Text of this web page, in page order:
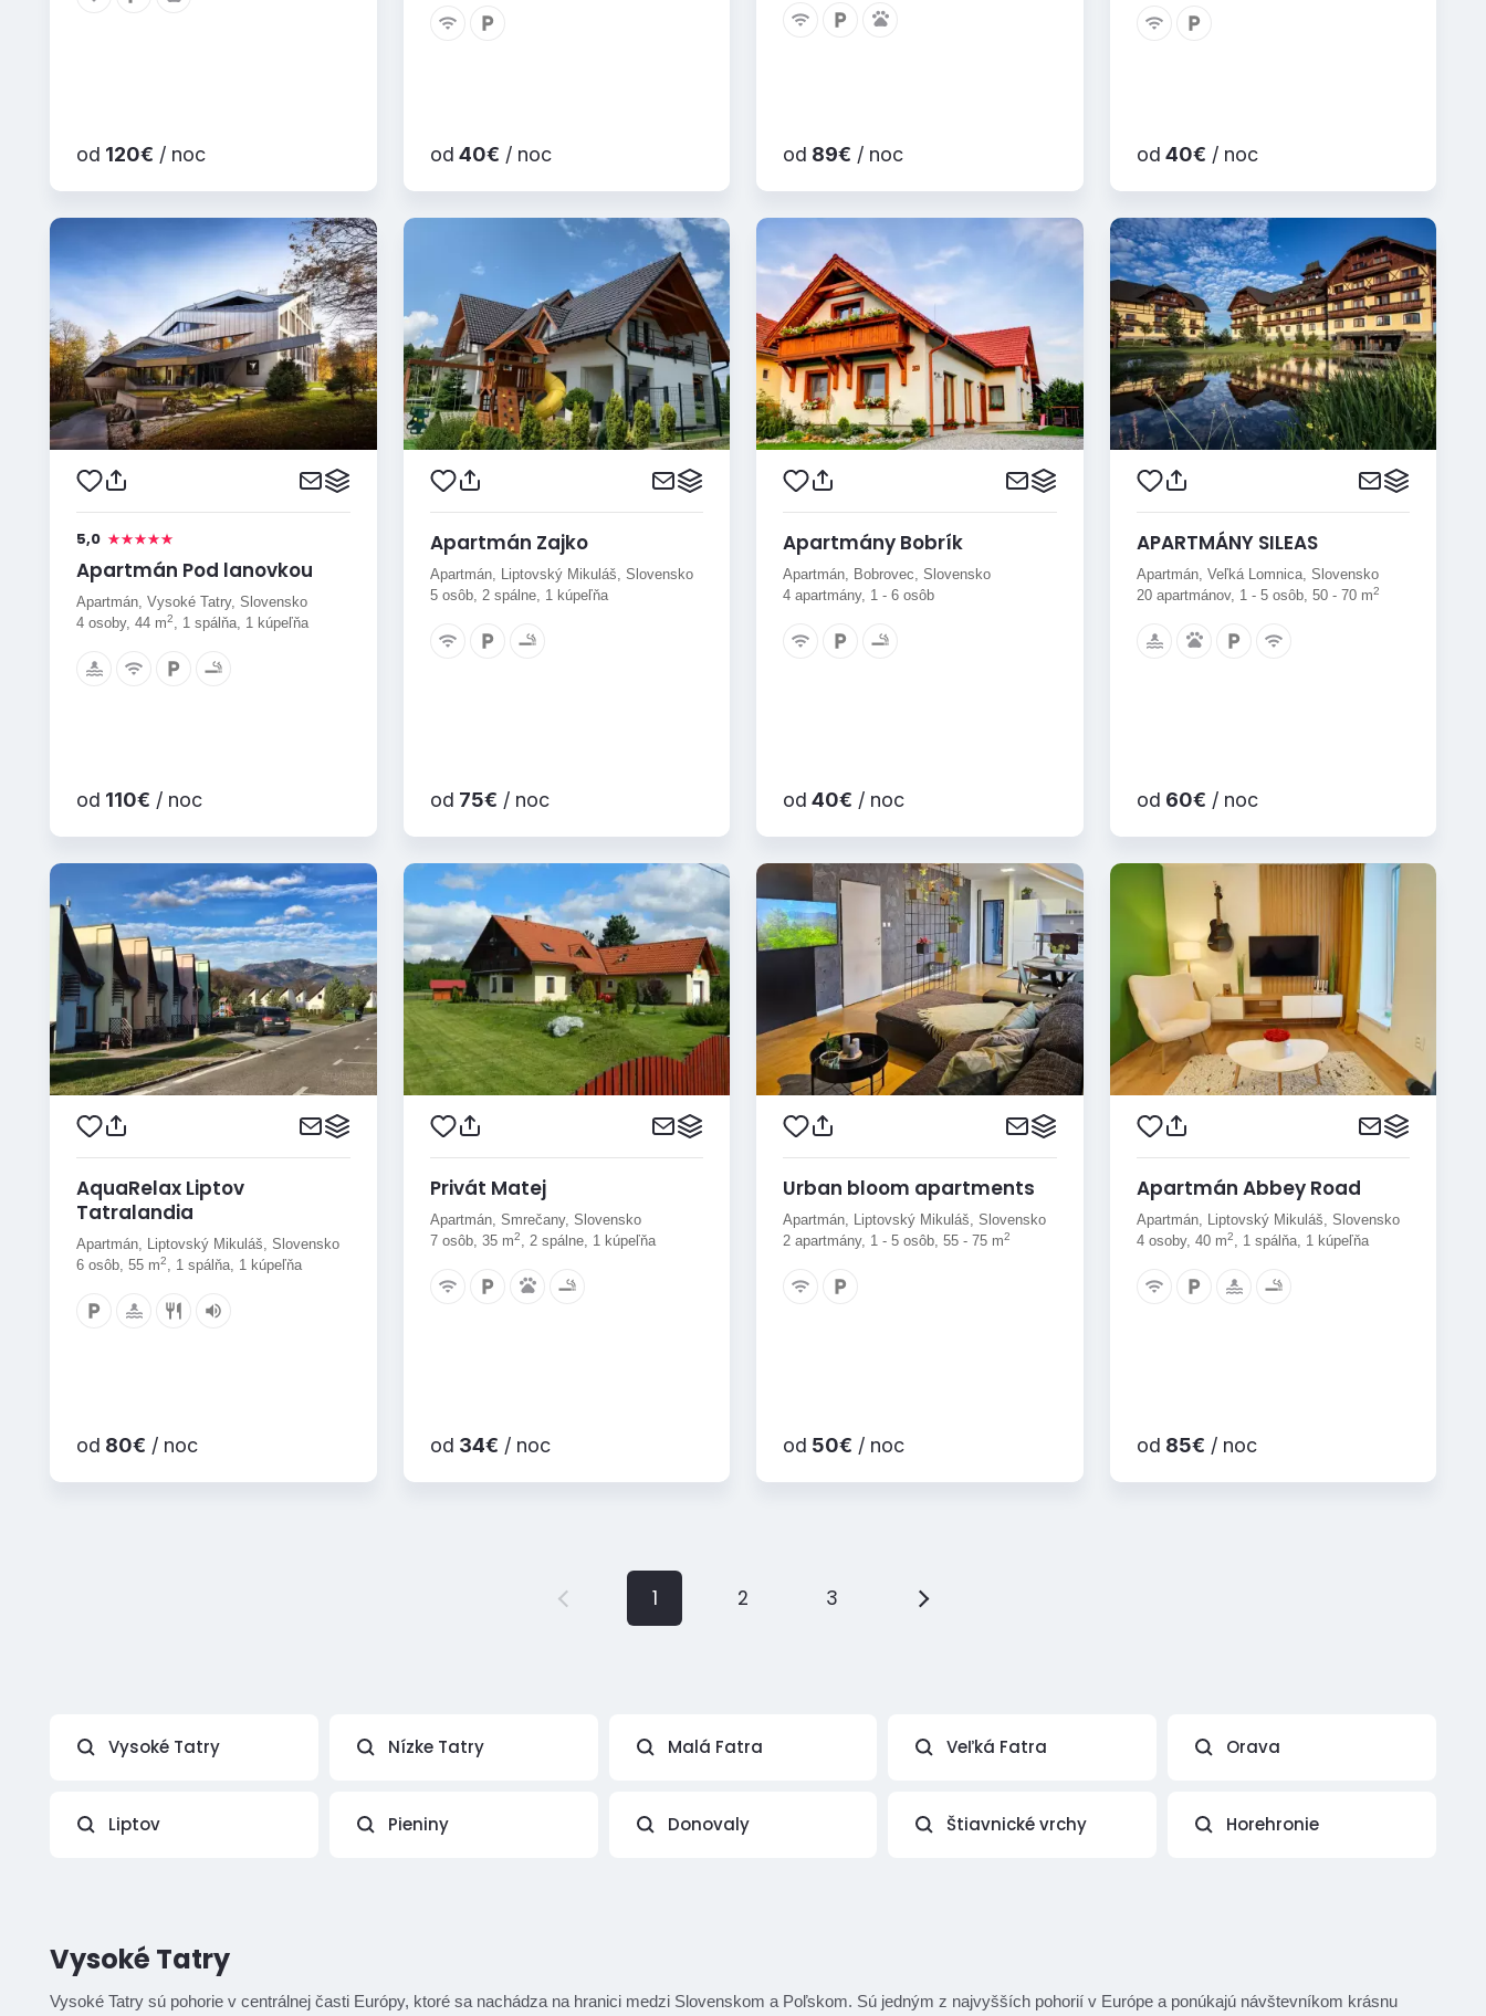
od 120€ / noc od 40€ / noc od 89€ / noc od 40€ / noc
5,0
Apartmán Pod lanovkou
Apartmán, Vysoké Tatry, Slovensko
4 osoby, 44 m2, 1 spálňa, 1 kúpeľňa
od 110€ / noc
Apartmán Zajko
Apartmán, Liptovský Mikuláš, Slovensko
5 osôb, 2 spálne, 1 kúpeľňa
od 75€ / noc
Apartmány Bobrík
Apartmán, Bobrovec, Slovensko
4 apartmány, 1 - 6 osôb
od 40€ / noc
APARTMÁNY SILEAS
Apartmán, Veľká Lomnica, Slovensko
20 apartmánov, 1 - 5 osôb, 50 - 70 m2
od 60€ / noc
AquaRelax Liptov
Tatralandia
Apartmán, Liptovský Mikuláš, Slovensko
6 osôb, 55 m2, 1 spálňa, 1 kúpeľňa
od 80€ / noc
Privát Matej
Apartmán, Smrečany, Slovensko
7 osôb, 35 m2, 2 spálne, 1 kúpeľňa
od 34€ / noc
Urban bloom apartments
Apartmán, Liptovský Mikuláš, Slovensko
2 apartmány, 1 - 5 osôb, 55 - 75 m2
od 50€ / noc
Apartmán Abbey Road
Apartmán, Liptovský Mikuláš, Slovensko
4 osoby, 40 m2, 1 spálňa, 1 kúpeľňa
od 85€ / noc
1 2 3
Vysoké Tatry Nízke Tatry Malá Fatra Veľká Fatra Orava
Liptov Pieniny Donovaly Štiavnické vrchy Horehronie
Vysoké Tatry
Vysoké Tatry sú pohorie v centrálnej časti Európy, ktoré sa nachádza na hranici medzi Slovenskom a Poľskom. Sú jedným z najvyšších pohorií v Európe a ponúkajú návštevníkom krásnu